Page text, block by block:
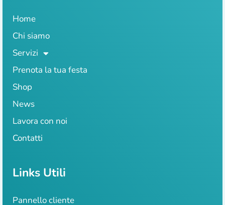
Home
Chi siamo
Servizi
Prenota la tua festa
Shop
News
Lavora con noi
Contatti
Links Utili
Pannello cliente